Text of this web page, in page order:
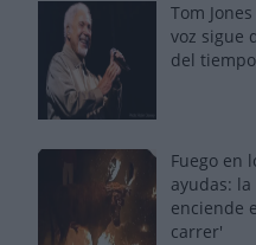
Tom
voz sigue
del tiempo
Fuego en
ayudas:
enciende
carrer'